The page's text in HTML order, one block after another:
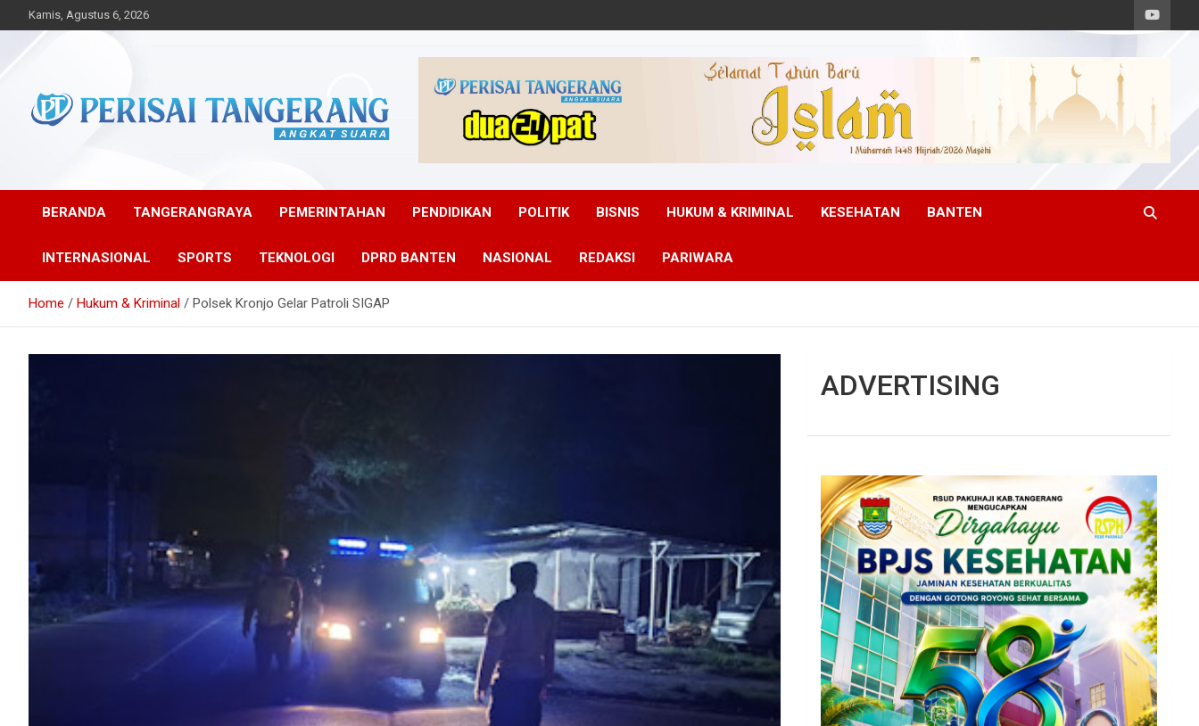
to
Kamis, Agustus 6, 2026
Angkat Suara
BERANDA TANGERANGRAYA PEMERINTAHAN PENDIDIKAN POLITIK BISNIS HUKUM & KRIMINAL KESEHATAN BANTEN
INTERNASIONAL SPORTS TEKNOLOGI DPRD BANTEN NASIONAL REDAKSI PARIWARA
Home Hukum & Kriminal Polsek Kronjo Gelar Patroli SIGAP
ADVERTISING